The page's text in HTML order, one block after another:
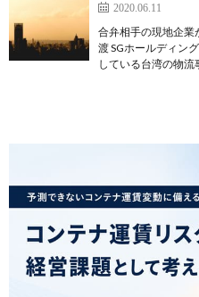
2020.06.11
合弁相手の現地企業
渡 SGホールディン
している台湾の物